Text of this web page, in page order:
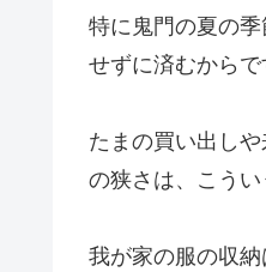
特に鬼門の夏の
せずに済むからで
たまの買い出し
の狭さは、こうい
我が家の服の収